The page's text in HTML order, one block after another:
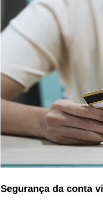
Segurança da conta